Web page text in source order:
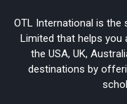
OTL International is
Limited that helps you
the USA, UK,
destinations by